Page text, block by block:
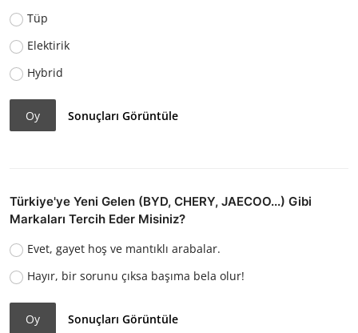
Tüp
Elektirik
Hybrid
Oy Sonuçları Görüntüle
Türkiye'ye Yeni Gelen (BYD, CHERY, JAECOO...) Gibi
Markaları Tercih Eder Misiniz?
Evet, gayet hoş ve mantıklı arabalar.
Hayır, bir sorunu çıksa başıma bela olur!
Oy Sonuçları Görüntüle